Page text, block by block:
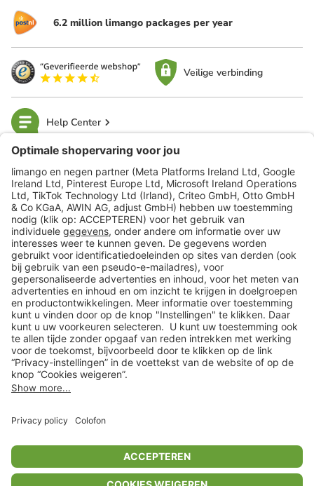
6.2 million limango packages per year
Veilige verbinding
Help Center
limango
Veilig winkelen
Klantenservice
Shop
Acties
limango.de limango.pl